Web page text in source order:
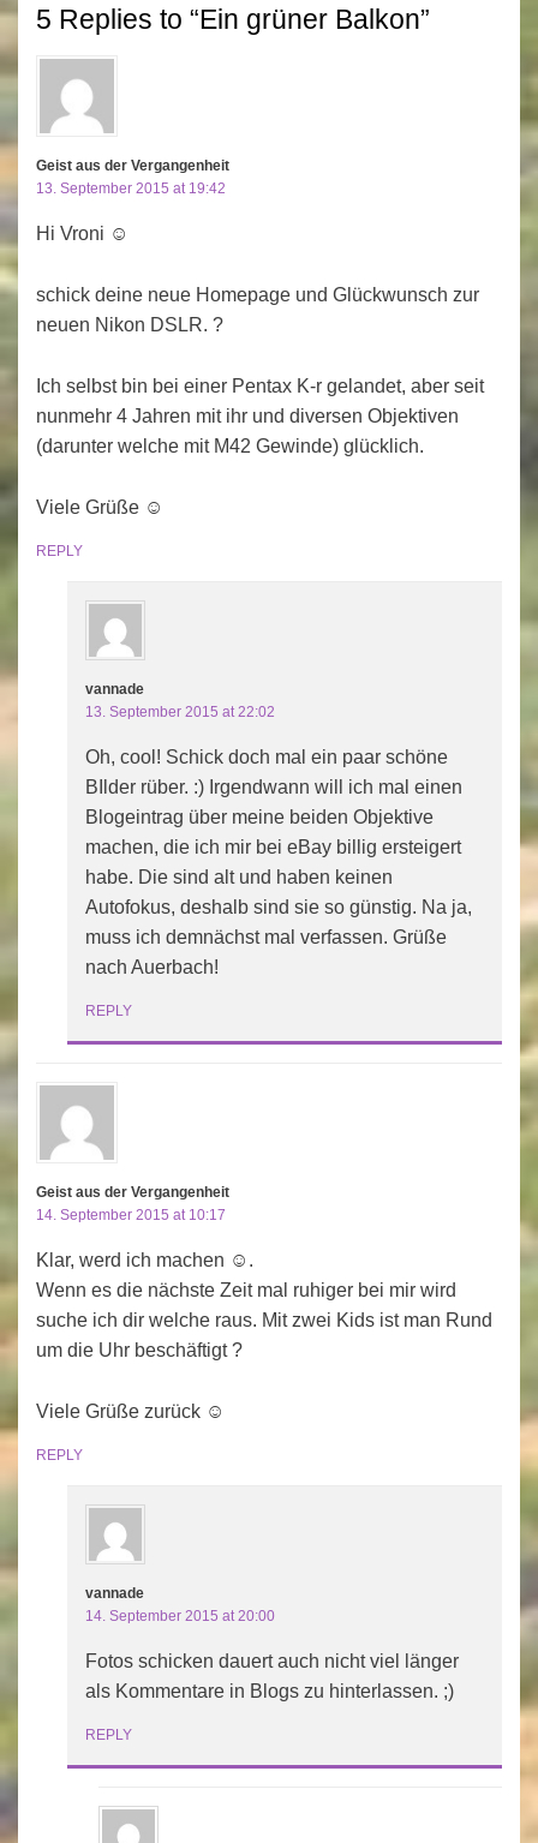
5 Replies to “Ein grüner Balkon”
Geist aus der Vergangenheit
13. September 2015 at 19:42
Hi Vroni ☺
schick deine neue Homepage und Glückwunsch zur
neuen Nikon DSLR. ?
Ich selbst bin bei einer Pentax K-r gelandet, aber seit
nunmehr 4 Jahren mit ihr und diversen Objektiven
(darunter welche mit M42 Gewinde) glücklich.
Viele Grüße ☺
REPLY
vannade
13. September 2015 at 22:02
Oh, cool! Schick doch mal ein paar schöne
BIlder rüber. :) Irgendwann will ich mal einen
Blogeintrag über meine beiden Objektive
machen, die ich mir bei eBay billig ersteigert
habe. Die sind alt und haben keinen
Autofokus, deshalb sind sie so günstig. Na ja,
muss ich demnächst mal verfassen. Grüße
nach Auerbach!
REPLY
Geist aus der Vergangenheit
14. September 2015 at 10:17
Klar, werd ich machen ☺.
Wenn es die nächste Zeit mal ruhiger bei mir wird
suche ich dir welche raus. Mit zwei Kids ist man Rund
um die Uhr beschäftigt ?
Viele Grüße zurück ☺
REPLY
vannade
14. September 2015 at 20:00
Fotos schicken dauert auch nicht viel länger
als Kommentare in Blogs zu hinterlassen. ;)
REPLY